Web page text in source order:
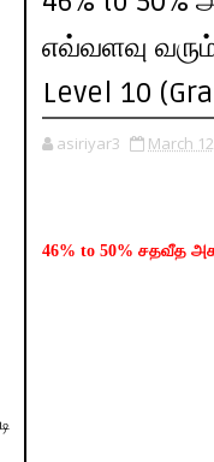
எவ்வளவு
Level 10
asiriyar3 March
46% to 50% சதவீத